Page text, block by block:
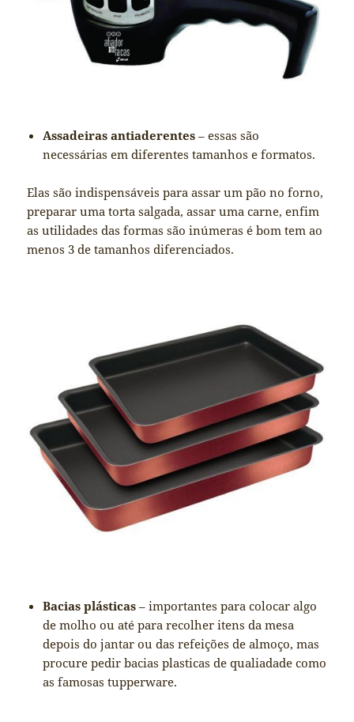
Assadeiras antiaderentes – essas são
necessárias em diferentes tamanhos e formatos.
Elas são indispensáveis para assar um pão no forno,
preparar uma torta salgada, assar uma carne, enfim
as utilidades das formas são inúmeras é bom tem ao
menos 3 de tamanhos diferenciados.
Bacias plásticas– importantes para colocar algo
de molho ou até para recolher itens da mesa
depois do jantar ou das refeições de almoço, mas
procure pedir bacias plasticas de qualiadade como
as famosas tupperware.